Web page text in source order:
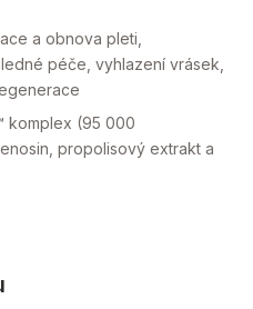
a obnova pleti,
péče, vyhlazení vrásek,
komplex (95 000
propolisový extrakt a